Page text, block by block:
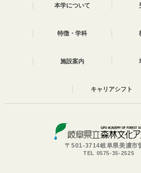
本学について
特徴・学科
施設案内
キャリアシフト
〒501-3714岐阜県美濃市
TEL 0575-35-2525